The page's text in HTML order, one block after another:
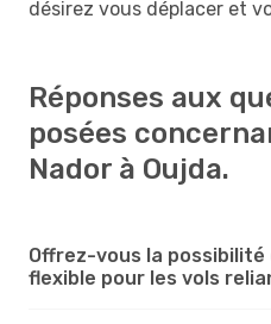
désirez vous déplacer et
Réponses aux
posées
Nador à Oujda.
Offrez-vous la
flexible pour les vols